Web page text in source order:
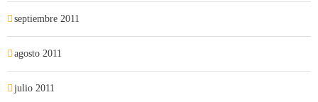
septiembre 2011
agosto 2011
julio 2011